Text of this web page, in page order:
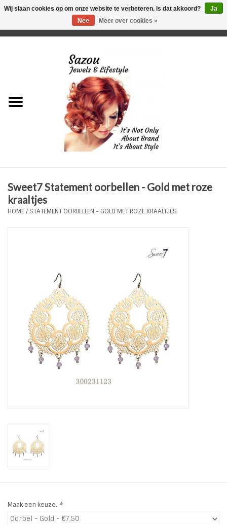
Just for Him
Plus Size Sieraden
Haaraccesoires
Zonnebrillen
Fashion
ON THE BEACH
LIFESTYLE PRODUCTEN
SALE
Sweet7 Statement oorbellen - Gold met roze
kraaltjes
HOME/ STATEMENT OORBELLEN - GOLD MET ROZE KRAALTJES
Maak een keuze: *
Wij slaan cookies op om onze website te verbeteren. Is dat akkoord?
Ja
Nee
Meer over cookies »